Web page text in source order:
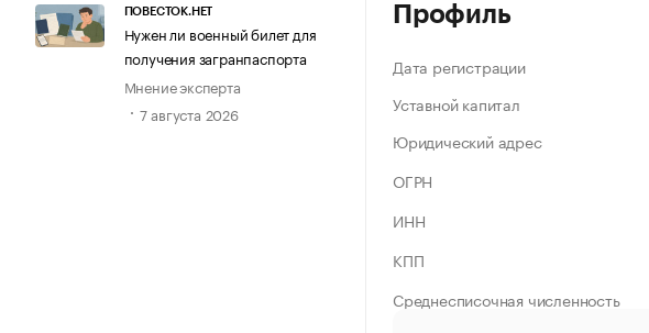
ПОВЕСТОК.НЕТ
Нужен ли военный билет для
получения загранпаспорта
Мнение эксперта
7 августа 2026
Профиль
Дата регистрации
Уставной капитал
Юридический адрес
ОГРН
ИНН
КПП
Среднесписочная численность